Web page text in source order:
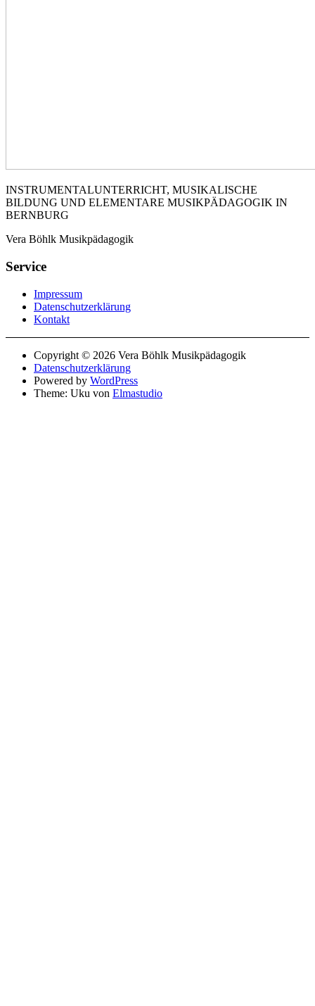
INSTRUMENTALUNTERRICHT, MUSIKALISCHE
BILDUNG UND ELEMENTARE MUSIKPÄDAGOGIK IN
BERNBURG
Vera Böhlk Musikpädagogik
Service
Impressum
Datenschutzerklärung
Kontakt
Copyright © 2026 Vera Böhlk Musikpädagogik
Datenschutzerklärung
Powered by WordPress
Theme: Uku von Elmastudio